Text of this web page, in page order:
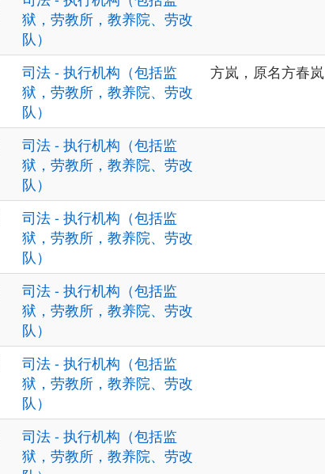
狱，劳教所，教养院、劳改
队）
司法 - 执行机构（包括监
狱，劳教所，教养院、劳改
队）
方岚，原名方春岚
司法 - 执行机构（包括监
狱，劳教所，教养院、劳改
队）
司法 - 执行机构（包括监
狱，劳教所，教养院、劳改
队）
司法 - 执行机构（包括监
狱，劳教所，教养院、劳改
队）
司法 - 执行机构（包括监
狱，劳教所，教养院、劳改
队）
司法 - 执行机构（包括监
狱，劳教所，教养院、劳改